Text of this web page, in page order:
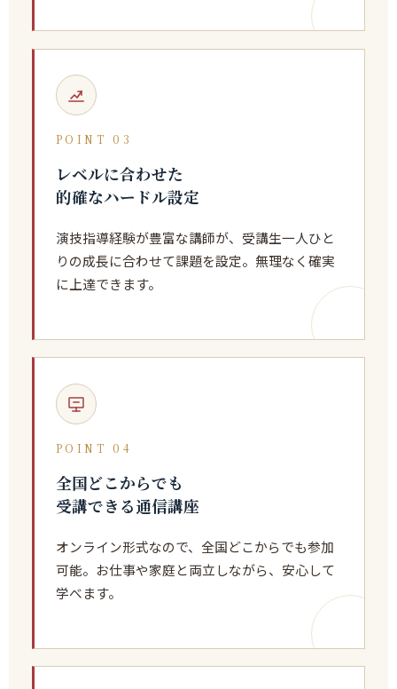
POINT 03
レベルに合わせた
的確なハードル設定
演技指導経験が豊富な講師が、受講生一人ひと
りの成長に合わせて課題を設定。無理なく確実
に上達できます。
POINT 04
全国どこからでも
受講できる通信講座
オンライン形式なので、全国どこからでも参加
可能。お仕事や家庭と両立しながら、安心して
学べます。